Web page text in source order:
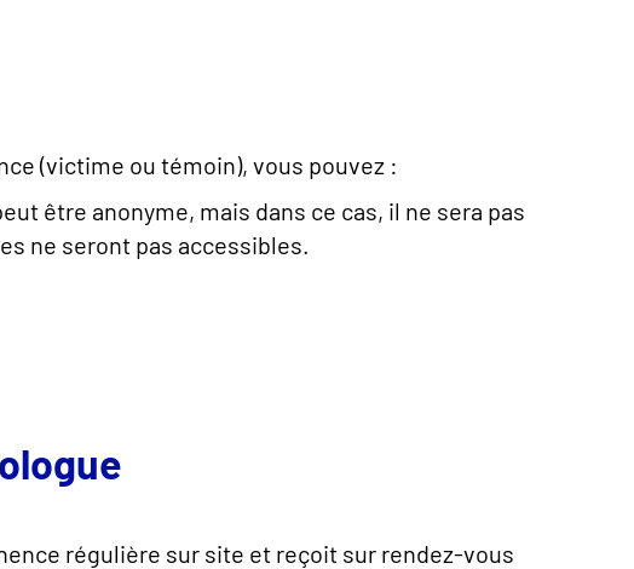
(victime ou témoin), vous pouvez :
être anonyme, mais dans ce cas, il ne sera pas
ne seront pas accessibles.
régulière sur site et reçoit sur rendez-vous